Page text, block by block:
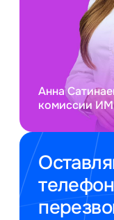
Анна
комиссии